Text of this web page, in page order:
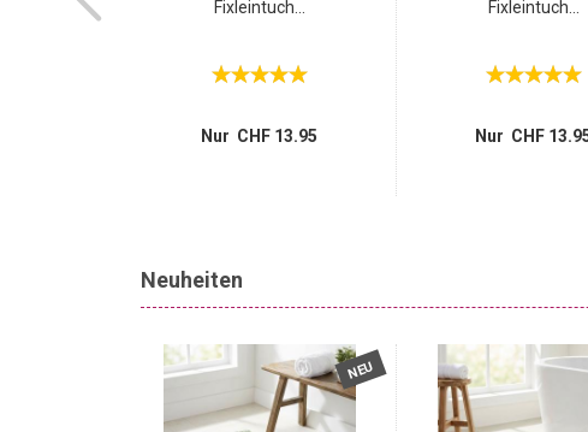
Fixleintuch...
Nur CHF 13.95
Fixleintuch...
Nur CHF
Neuheiten
NEU